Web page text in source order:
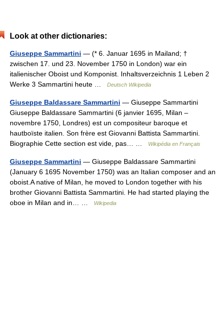
Look at other dictionaries:
Giuseppe Sammartini — (* 6. Januar 1695 in Mailand; †
zwischen 17. und 23. November 1750 in London) war ein
italienischer Oboist und Komponist. Inhaltsverzeichnis 1 Leben 2
Werke 3 Sammartini heute …
Deutsch Wikipedia
Giuseppe Baldassare Sammartini — Giuseppe Sammartini
Giuseppe Baldassare Sammartini (6 janvier 1695, Milan –
novembre 1750, Londres) est un compositeur baroque et
hautboïste italien. Son frère est Giovanni Battista Sammartini.
Biographie Cette section est vide, pas… …
Wikipédia en Français
Giuseppe Sammartini — Giuseppe Baldassare Sammartini
(January 6 1695 November 1750) was an Italian composer and an
oboist.A native of Milan, he moved to London together with his
brother Giovanni Battista Sammartini. He had started playing the
oboe in Milan and in… …
Wikipedia